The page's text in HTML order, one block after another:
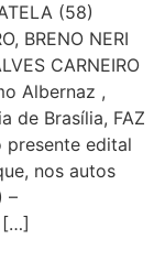
(58)
BRENO NERI
CARNEIRO
Albernaz ,
de Brasília, FAZ
presente edital
nos autos
–
[…]